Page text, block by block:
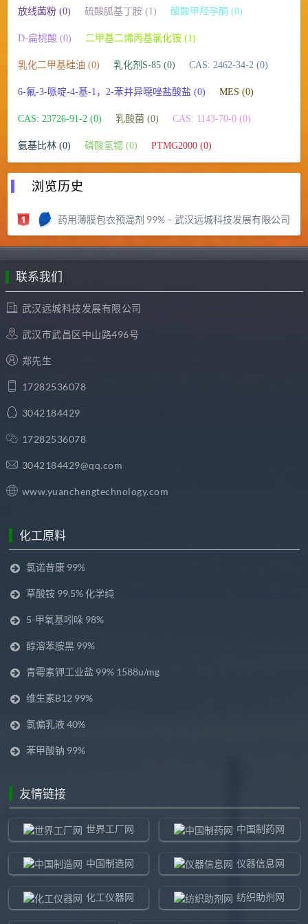
放线菌粉 (0) 硫酸胍基丁胺 (1) 醋酸甲羟孕酮 (0)
D-扁桃酸 (0) 二甲基二烯丙基氯化铵 (1)
乳化二甲基硅油 (0) 乳化剂S-85 (0) CAS: 2462-34-2 (0)
6-氟-3-哌啶-4-基-1，2-苯并异噁唑盐酸盐 (0) MES (0)
CAS: 23726-91-2 (0) 乳酸菌 (0) CAS: 1143-70-0 (0)
氨基比林 (0) 磷酸氢锶 (0) PTMG2000 (0)
浏览历史
药用薄膜包衣预混剂 99% – 武汉远城科技发展有限公司
联系我们
武汉远城科技发展有限公司
武汉市武昌区中山路496号
郑先生
17282536078
3042184429
17282536078
3042184429@qq.com
www.yuanchengtechnology.com
化工原料
氯诺昔康 99%
草酸铵 99.5% 化学纯
5-甲氧基吲哚 98%
醇溶苯胺黑 99%
青霉素钾工业盐 99% 1588u/mg
维生素B12 99%
氯偏乳液 40%
苯甲酸钠 99%
友情链接
世界工厂网 中国制药网
中国制造网 仪器信息网
化工仪器网 纺织助剂网